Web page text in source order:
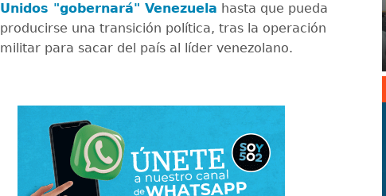
Unidos "gobernará" Venezuela hasta que pueda
producirse una transición política, tras la operación
militar para sacar del país al líder venezolano.